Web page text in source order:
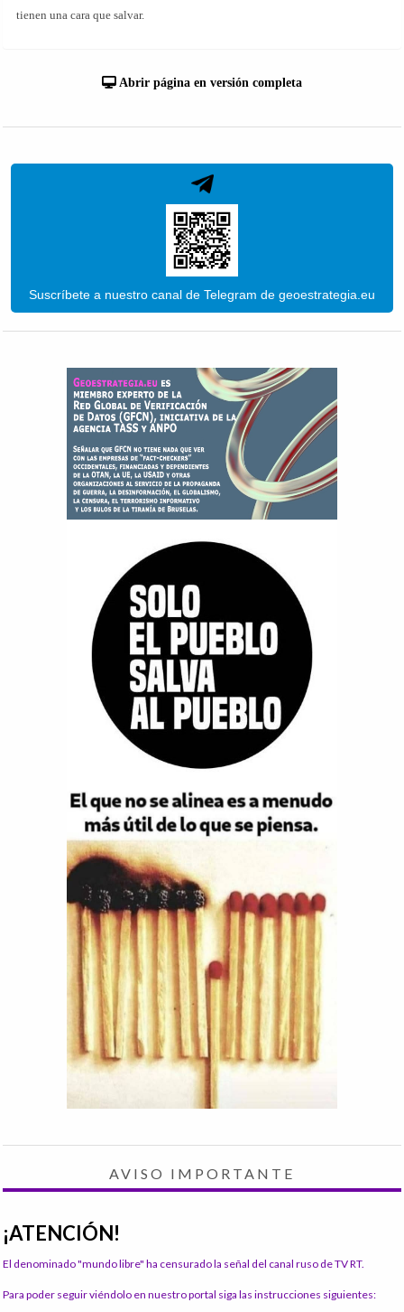
tienen una cara que salvar.
Abrir página en versión completa
Suscríbete a nuestro canal de Telegram de geoestrategia.eu
AVISO IMPORTANTE
¡ATENCIÓN!
El denominado "mundo libre" ha censurado la señal del canal ruso de TV RT.
Para poder seguir viéndolo en nuestro portal siga las instrucciones siguientes: